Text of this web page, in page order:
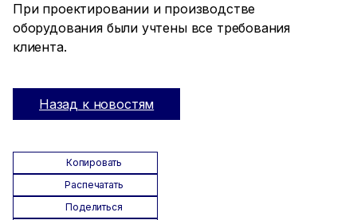
При проектировании и производстве
оборудования были учтены все требования
клиента.
Назад к новостям
Копировать
Распечатать
Поделиться